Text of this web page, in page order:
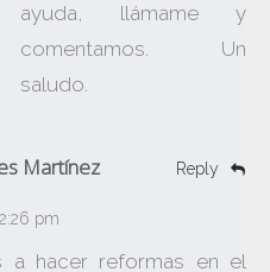
ayuda, llámame y
comentamos. Un
saludo.
Martínez Reply
pm
a hacer reformas en el